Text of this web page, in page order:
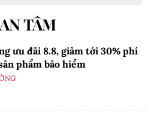
TÂM
ưu đãi 8.8, giảm tới 30% phí
phẩm bảo hiểm